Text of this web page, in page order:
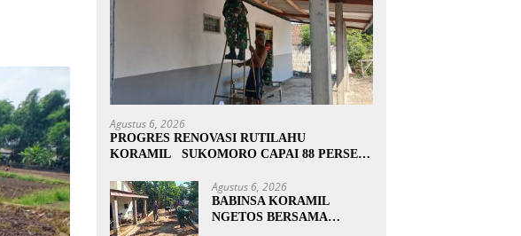
Agustus 6, 2026
PROGRES RENOVASI RUTILAHU
KORAMIL SUKOMORO CAPAI 88 PERSEN,
Agustus 6, 2026
BABINSA KORAMIL
NGETOS BERSAMA